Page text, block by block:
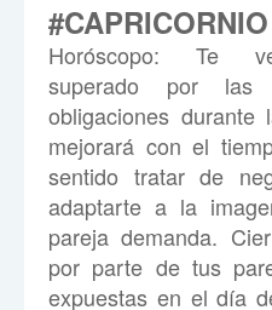
#CAPRICORNIO
Horóscopo: Te
superado por las
obligaciones
mejorará con el
sentido tratar de
adaptarte a la
pareja demanda.
por parte de tus
expuestas en el día